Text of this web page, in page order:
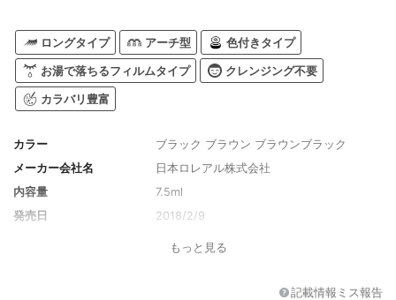
ロングタイプ アーチ型 色付きタイプ
お湯で落ちるフィルムタイプ クレンジング不要
カラバリ豊富
カラー
ブラック ブラウン ブラウンブラック
メーカー会社名
日本ロレアル株式会社
内容量
7.5ml
発売日
2018/2/9
もっと見る
記載情報ミス報告